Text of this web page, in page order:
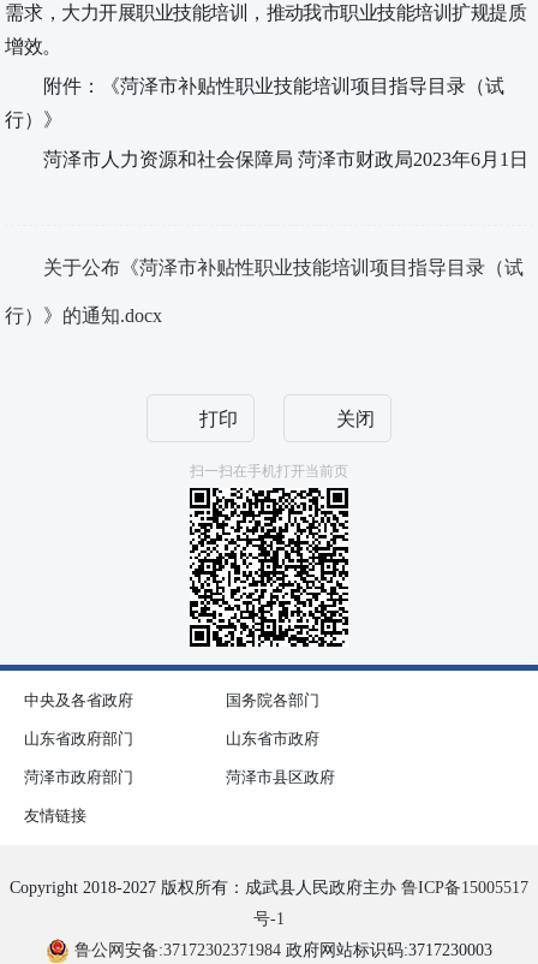
需求，大力开展职业技能培训，推动我市职业技能培训扩规提质
增效。
附件：《菏泽市补贴性职业技能培训项目指导目录（试
行）》
菏泽市人力资源和社会保障局 菏泽市财政局2023年6月1日
关于公布《菏泽市补贴性职业技能培训项目指导目录（试
行）》的通知.docx
打印 关闭
扫一扫在手机打开当前页
中央及各省政府 国务院各部门
山东省政府部门 山东省市政府
菏泽市政府部门 菏泽市县区政府
友情链接
Copyright 2018-2027 版权所有：成武县人民政府主办 鲁ICP备15005517
号-1
鲁公网安备:37172302371984 政府网站标识码:3717230003